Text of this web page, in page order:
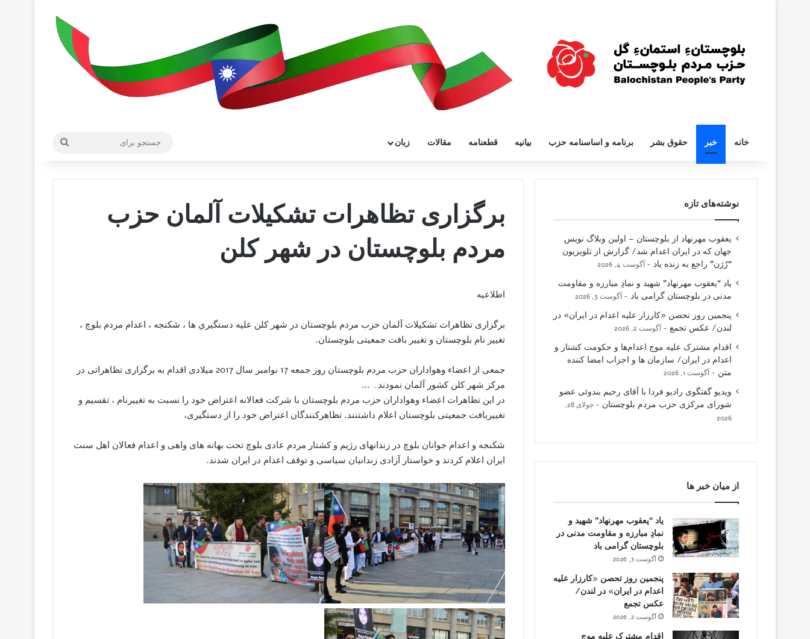
خانه خبر حقوق بشر برنامه و اساسنامه حزب بیانیه قطعنامه مقالات زبان
برگزاری تظاهرات تشکیلات آلمان حزب
مردم بلوچستان در شهر کلن
اطلاعيه
برگزاری تظاهرات تشکیلات آلمان حزب مردم بلوچستان در شهر کلن عليه دستگيري ها ، شکنجه ، اعدام مردم بلوچ ،
تغییر نام بلوچستان و تغییر بافت جمعیتی بلوچستان.
جمعی از اعضاء وهواداران حزب مردم بلوچستان روز جمعه 17 نوامبر سال 2017 میلادی اقدام به برگزاری تظاهراتی در
مرکز شهر کلن کشور آلمان نمودند۔ …
در این تظاهرات اعضاء وهواداران حزب مردم بلوچستان با شرکت فعالانه اعتراض خود را نسبت به تغییرنام ، تقسیم و
تغییربافت جمعیتی بلوچستان اعلام داشتنند. تظاهرکنندگان اعتراض خود را از دستگيری،
شکنجه و اعدام جوانان بلوچ در زندانهای رژيم و کشتار مردم عادی بلوچ تحت بهانه های واهی و اعدام فعالان اهل سنت
ایران اعلام کردند و خواستار آزادی زندانیان سیاسی و توقف اعدام در ایران شدند.
نوشته‌های تازه
یعقوب مهرنهاد از بلوچستان – اولین وبلاگ نویس
جهان که در ایران اعدام شد/ گزارش از تلویزیون
“رُژن” راجع به زنده یاد
آگوست 4, 2026
یاد “یعقوب مهرنهاد” شهید و نمادِ مبارزه و مقاومت
مدنی در بلوچستان گرامی باد
آگوست 3, 2026
پنجمین روز تحصن «کارزار علیه اعدام در ایران» در
لندن/ عکس تجمع
آگوست 2, 2026
اقدام مشترک علیه موج اعدام‌ها و حکومت کشتار و
اعدام در ایران/ سازمان ها و احزاب امضا کننده
متن
آگوست 1, 2026
ویدیو گفتگوی رادیو فردا با آقای رحیم بندوئی عضو
شورای مرکزی حزب مردم بلوچستان
جولای 28,
2026
از میان خبر ها
یاد “یعقوب مهرنهاد” شهید و
نمادِ مبارزه و مقاومت مدنی در
بلوچستان گرامی باد
آگوست 3, 2026
پنجمین روز تحصن «کارزار علیه
اعدام در ایران» در لندن/
عکس تجمع
آگوست 2, 2026
اقدام مشترک علیه موج